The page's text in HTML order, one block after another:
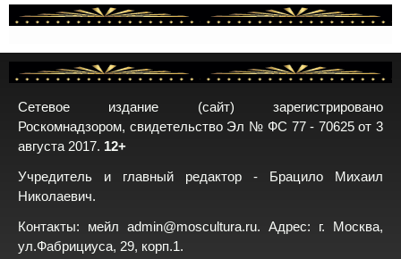
Сетевое издание (сайт) зарегистрировано
Роскомнадзором, свидетельство Эл № ФС 77 - 70625 от 3
августа 2017. 12+
Учредитель и главный редактор - Брацило Михаил
Николаевич.
Контакты: мейл admin@moscultura.ru. Адрес: г. Москва,
ул.Фабрициуса, 29, корп.1.